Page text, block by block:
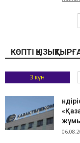
КӨПТІ
3 күн